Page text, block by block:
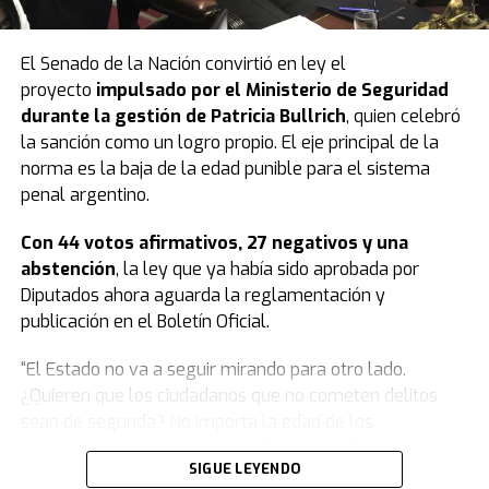
El Senado de la Nación convirtió en ley el
proyecto impulsado por el Ministerio de Seguridad
durante la gestión de Patricia Bullrich, quien celebró
la sanción como un logro propio. El eje principal de la
norma es la baja de la edad punible para el sistema
penal argentino.
Con 44 votos afirmativos, 27 negativos y una
abstención, la ley que ya había sido aprobada por
Diputados ahora aguarda la reglamentación y
publicación en el Boletín Oficial.
“El Estado no va a seguir mirando para otro lado.
¿Quieren que los ciudadanos que no cometen delitos
delincuentes, importa el delito”, comenzó Patricia
SIGUE LEYENDO